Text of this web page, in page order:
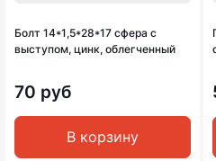
Болт 14*1,5*28*17 сфера с
выступом, цинк, облегченный
70 руб
В корзину